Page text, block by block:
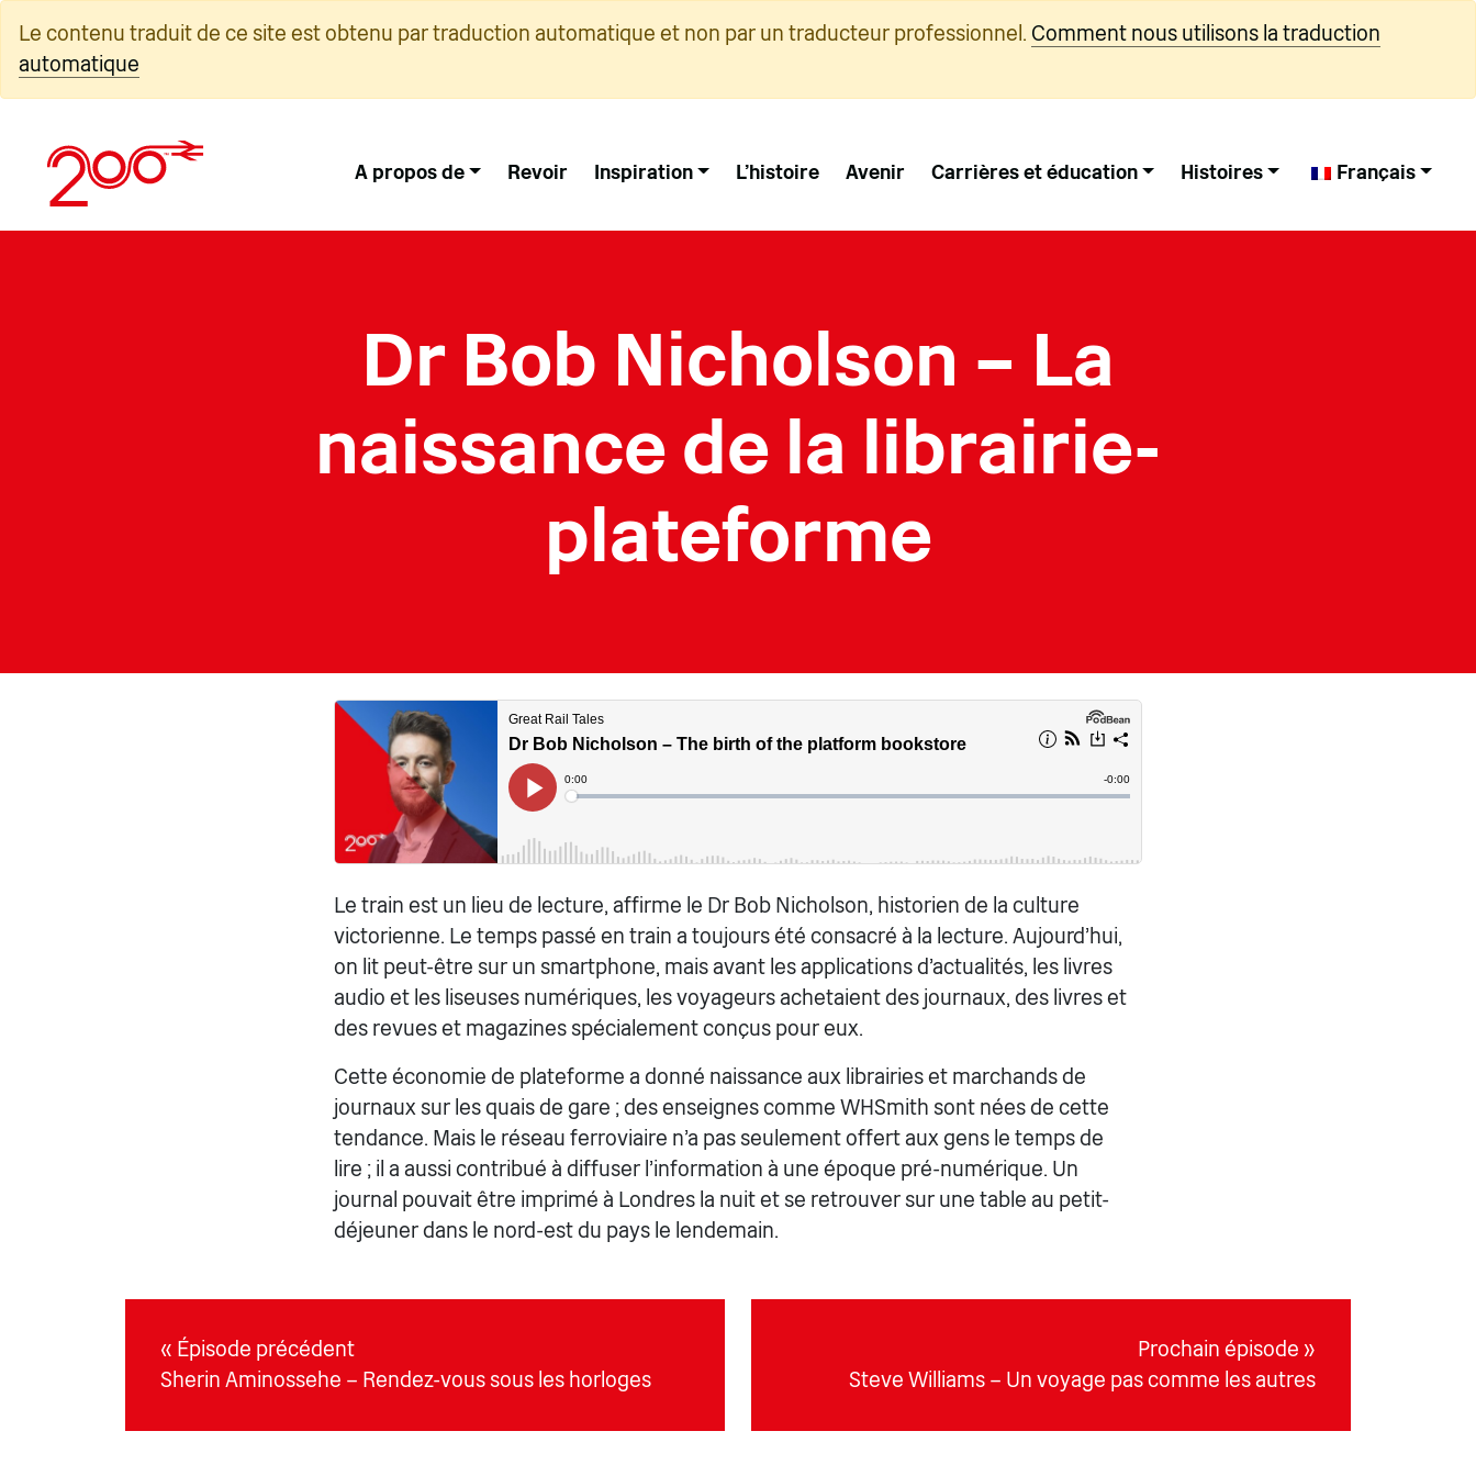
content
Le contenu traduit de ce site est obtenu par traduction automatique et non par un traducteur professionnel. Comment nous utilisons la traduction
automatique
A propos de Revoir Inspiration L'histoire Avenir Carrières et éducation Histoires Français
Dr Bob Nicholson – La
naissance de la librairie-
plateforme
Le train est un lieu de lecture, affirme le Dr Bob Nicholson, historien de la culture
victorienne. Le temps passé en train a toujours été consacré à la lecture. Aujourd'hui,
on lit peut-être sur un smartphone, mais avant les applications d'actualités, les livres
audio et les liseuses numériques, les voyageurs achetaient des journaux, des livres et
des revues et magazines spécialement conçus pour eux.
Cette économie de plateforme a donné naissance aux librairies et marchands de
journaux sur les quais de gare ; des enseignes comme WHSmith sont nées de cette
tendance. Mais le réseau ferroviaire n’a pas seulement offert aux gens le temps de
lire ; il a aussi contribué à diffuser l’information à une époque pré-numérique. Un
journal pouvait être imprimé à Londres la nuit et se retrouver sur une table au petit-
déjeuner dans le nord-est du pays le lendemain.
« Épisode précédent
Sherin Aminossehe – Rendez-vous sous les horloges
Prochain épisode »
Steve Williams – Un voyage pas comme les autres